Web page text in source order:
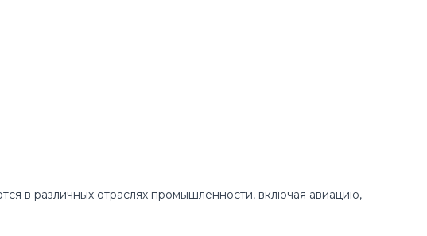
в различных отраслях промышленности, включая авиацию,